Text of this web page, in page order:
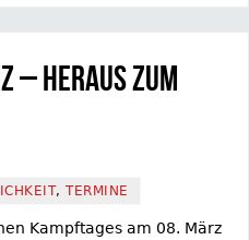
– Heraus zum
,TERMINE
Kampftages am 08. März